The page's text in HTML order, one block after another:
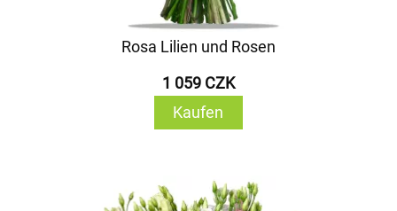
Rosa Lilien und Rosen
1 059 CZK
Kaufen